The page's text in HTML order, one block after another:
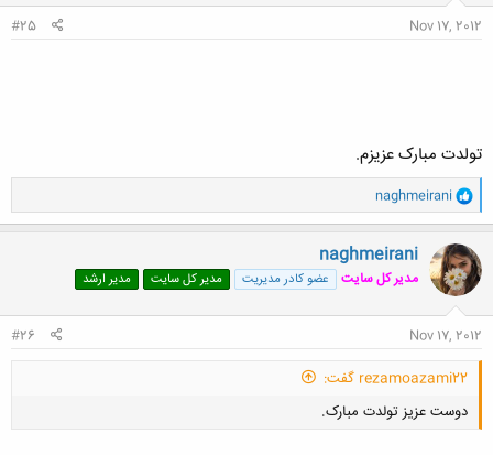
Nov 17, 2012
#25
تولدت مبارک عزیزم.
و
ا
ک
ن
ش
ه
ا
naghmeirani
naghmeirani
مدیر کل سایت عضو کادر مدیریت مدیر کل سایت مدیر ارشد
Nov 17, 2012
#26
rezamoazami22 گفت:
دوست عزیز تولدت مبارک.